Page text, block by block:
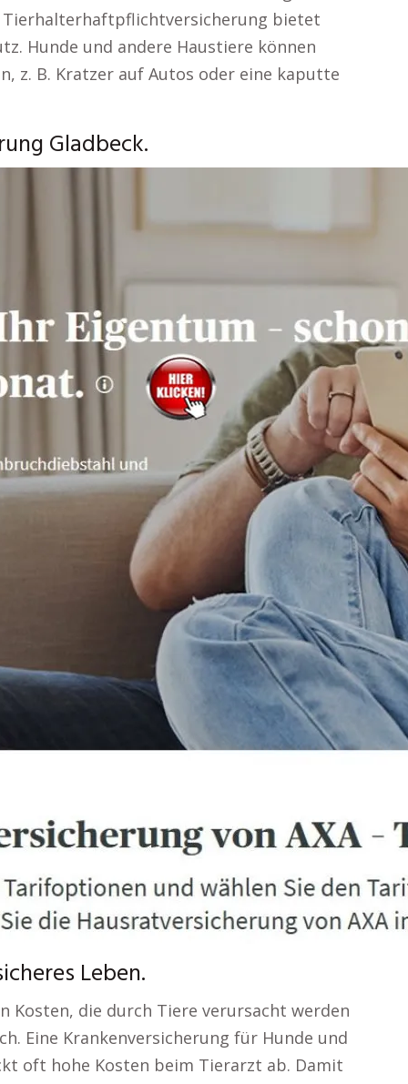
Tierhalterhaftpflichtversicherung bietet
Hunde und andere Haustiere können
z. B. Kratzer auf Autos oder eine kaputte
Gladbeck.
Leben.
Kosten, die durch Tiere verursacht werden
Eine Krankenversicherung für Hunde und
oft hohe Kosten beim Tierarzt ab. Damit